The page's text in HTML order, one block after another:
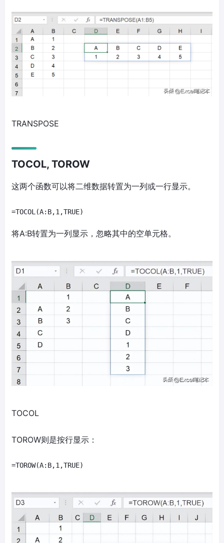
TRANSPOSE
TOCOL, TOROW
这两个函数可以将二维数据转置为一列或一行显示。
=TOCOL(A:B,1,TRUE)
将A:B转置为一列显示，忽略其中的空单元格。
TOCOL
TOROW则是按行显示：
=TOROW(A:B,1,TRUE)